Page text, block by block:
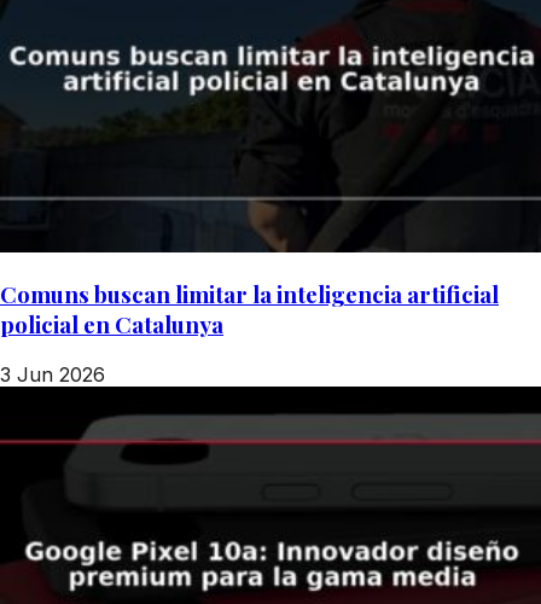
Comuns buscan limitar la inteligencia artificial
policial en Catalunya
3 Jun 2026